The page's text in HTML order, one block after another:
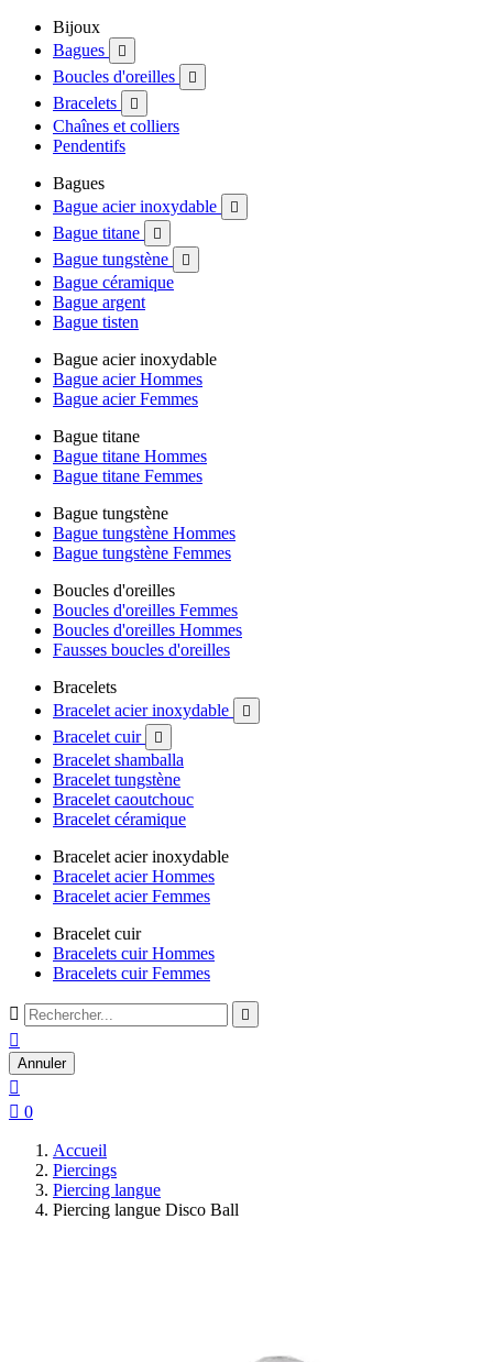
Bijoux
Bagues

Boucles d'oreilles 
Bracelets 
Chaînes et colliers
Pendentifs
Bagues
Bague acier inoxydable

Bague titane 
Bague tungstène 
Bague céramique
Bague argent
Bague tisten
Bague acier inoxydable
Bague acier Hommes
Bague acier Femmes
Bague titane
Bague titane Hommes
Bague titane Femmes
Bague tungstène
Bague tungstène Hommes
Bague tungstène Femmes
Boucles d'oreilles
Boucles d'oreilles Femmes
Boucles d'oreilles Hommes
Fausses boucles d'oreilles
Bracelets
Bracelet acier inoxydable

Bracelet cuir 
Bracelet shamballa
Bracelet tungstène
Bracelet caoutchouc
Bracelet céramique
Bracelet acier inoxydable
Bracelet acier Hommes
Bracelet acier Femmes
Bracelet cuir
Bracelets cuir Hommes
Bracelets cuir Femmes
 

Annuler

 0
Accueil
Piercings
Piercing langue
Piercing langue Disco Ball